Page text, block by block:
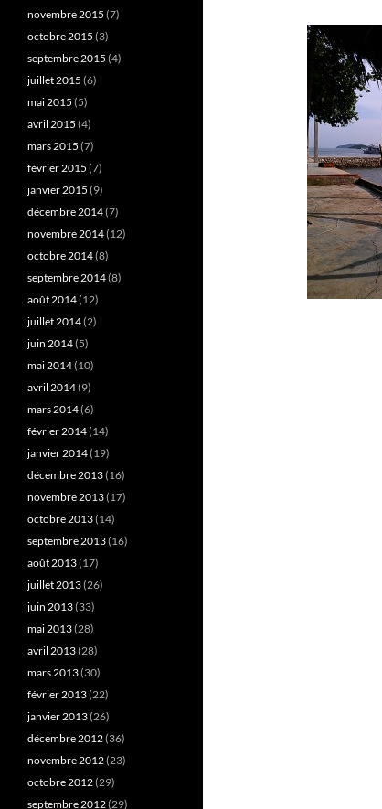
novembre 2015 (7)
octobre 2015 (3)
septembre 2015 (4)
juillet 2015 (6)
mai 2015 (5)
avril 2015 (4)
mars 2015 (7)
février 2015 (7)
janvier 2015 (9)
décembre 2014(7)
novembre 2014(12)
octobre 2014(8)
septembre 2014(8)
août 2014(12)
juillet 2014(2)
juin 2014(5)
mai 2014(10)
avril 2014(9)
mars 2014(6)
février 2014(14)
janvier 2014(19)
décembre 2013(16)
novembre 2013(17)
octobre 2013(14)
septembre 2013(16)
août 2013(17)
juillet 2013(26)
juin 2013(33)
mai 2013(28)
avril 2013(28)
mars 2013(30)
février 2013(22)
janvier 2013(26)
décembre 2012(36)
novembre 2012(23)
octobre 2012(29)
septembre 2012(29)